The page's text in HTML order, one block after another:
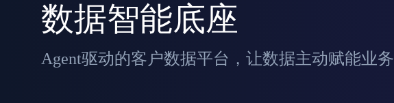
数据智能底座
Agent驱动的客户数据平台，让数据主动赋能业务